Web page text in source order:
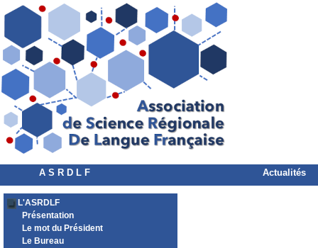
A S R D L F Actualités
L'ASRDLF
Présentation
Le mot du Président
Le Bureau